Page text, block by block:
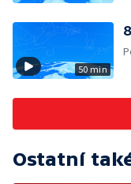
50 min
Ostatní